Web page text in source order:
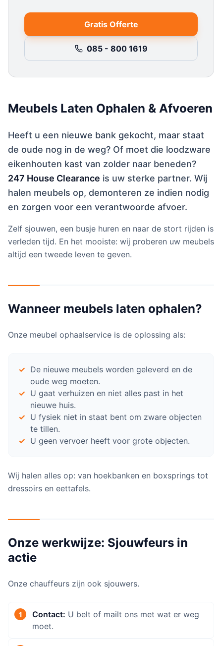
Gratis Offerte
085 - 800 1619
Meubels Laten Ophalen & Afvoeren
Heeft u een nieuwe bank gekocht, maar staat
de oude nog in de weg? Of moet die loodzware
eikenhouten kast van zolder naar beneden?
247 House Clearance is uw sterke partner. Wij
halen meubels op, demonteren ze indien nodig
en zorgen voor een verantwoorde afvoer.
Zelf sjouwen, een busje huren en naar de stort rijden is
verleden tijd. En het mooiste: wij proberen uw meubels
altijd een tweede leven te geven.
Wanneer meubels laten ophalen?
Onze meubel ophaalservice is de oplossing als:
De nieuwe meubels worden geleverd en de
oude weg moeten.
U gaat verhuizen en niet alles past in het
nieuwe huis.
U fysiek niet in staat bent om zware objecten
te tillen.
U geen vervoer heeft voor grote objecten.
Wij halen alles op: van hoekbanken en boxsprings tot
dressoirs en eettafels.
Onze werkwijze: Sjouwfeurs in
actie
Onze chauffeurs zijn ook sjouwers.
Contact: U belt of mailt ons met wat er weg
moet.